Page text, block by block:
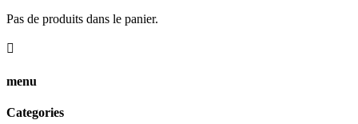
Pas de produits dans le panier.

menu
Categories